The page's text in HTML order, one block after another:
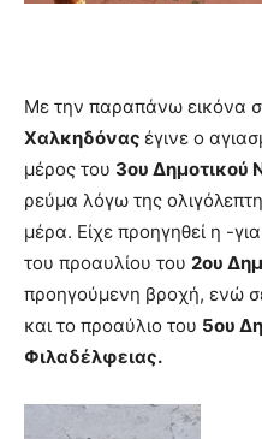
Με την παραπάνω εικόνα
Χαλκηδόνας έγινε ο
μέρος του 3ου Δημοτικού
ρεύμα λόγω της
μέρα. Είχε προηγηθεί η -
του προαυλίου του 2ου
προηγούμενη βροχή, ενώ
και το προαύλιο του 5ου
Φιλαδέλφειας.